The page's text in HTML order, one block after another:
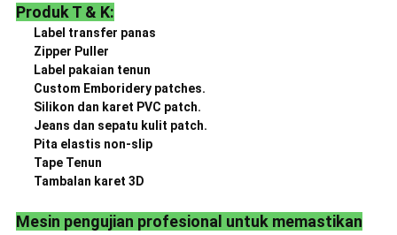
Produk T & K:
Label transfer panas
Zipper Puller
Label pakaian tenun
Custom Emboridery patches.
Silikon dan karet PVC patch.
Jeans dan sepatu kulit patch.
Pita elastis non-slip
Tape Tenun
Tambalan karet 3D
Mesin pengujian profesional untuk memastikan